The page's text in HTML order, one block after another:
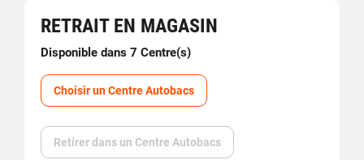
RETRAIT EN MAGASIN
Disponible dans 7 Centre(s)
Choisir un Centre Autobacs
Retirer dans un Centre Autobacs